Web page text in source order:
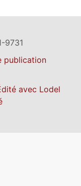
9731
publication
avec Lodel